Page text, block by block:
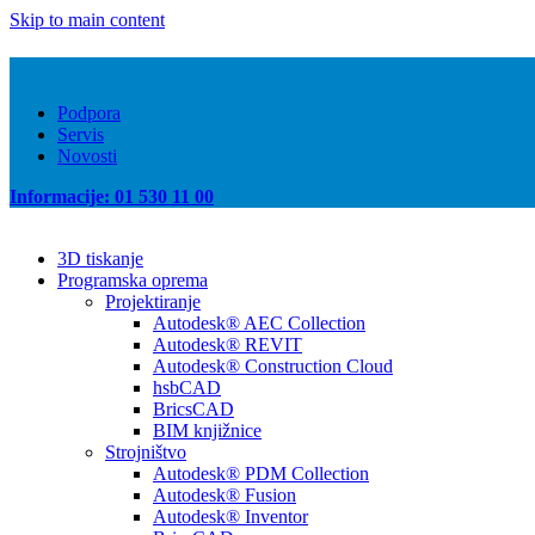
Skip to main content
Podpora
Servis
Novosti
Informacije: 01 530 11 00
3D tiskanje
Programska oprema
Projektiranje
Autodesk® AEC Collection
Autodesk® REVIT
Autodesk® Construction Cloud
hsbCAD
BricsCAD
BIM knjižnice
Strojništvo
Autodesk® PDM Collection
Autodesk® Fusion
Autodesk® Inventor